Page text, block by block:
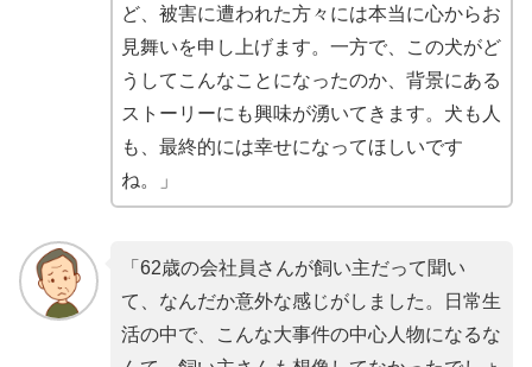
ど、被害に遭われた方々には本当に心からお
見舞いを申し上げます。一方で、この犬がど
うしてこんなことになったのか、背景にある
ストーリーにも興味が湧いてきます。犬も人
も、最終的には幸せになってほしいです
ね。」
「62歳の会社員さんが飼い主だって聞い
て、なんだか意外な感じがしました。日常生
活の中で、こんな大事件の中心人物になるな